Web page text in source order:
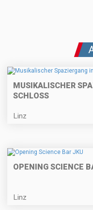
MUSIKALISCHER
SCHLOSS
Linz
OPENING SCIENCE
Linz